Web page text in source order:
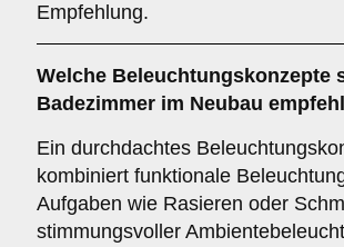
Empfehlung.
Welche Beleuchtungskonzepte
Badezimmer im Neubau
Ein durchdachtes
kombiniert funktionale
Aufgaben wie Rasieren oder
stimmungsvoller